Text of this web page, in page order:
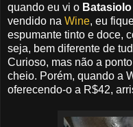
quando eu vi o
vendido na Wine, eu
espumante tinto e doce,
seja, bem diferente de
Curioso, mas não a
cheio. Porém, quando a
oferecendo-o a R$42,